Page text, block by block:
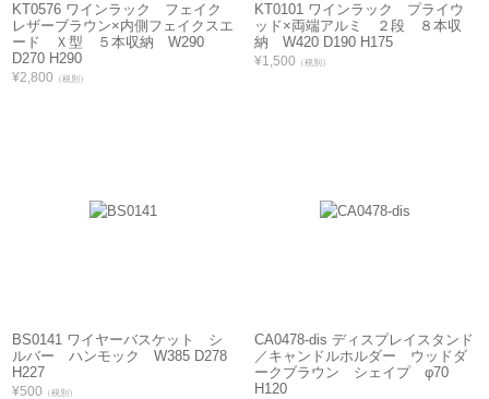
KT0576 ワインラック フェイク
レザーブラウン×内側フェイクスエ
ード Ｘ型 ５本収納 W290
D270 H290
¥2,800 （税別）
KT0101 ワインラック プライウ
ッド×両端アルミ ２段 ８本収
納 W420 D190 H175
¥1,500 （税別）
BS0141 ワイヤーバスケット シ
ルバー ハンモック W385 D278
H227
¥500 （税別）
CA0478-dis ディスプレイスタンド
／キャンドルホルダー ウッドダ
ークブラウン シェイプ φ70
H120